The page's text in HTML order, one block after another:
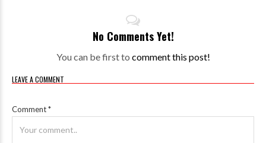
No Comments Yet!
You can be first to comment this post!
LEAVE A COMMENT
Comment*